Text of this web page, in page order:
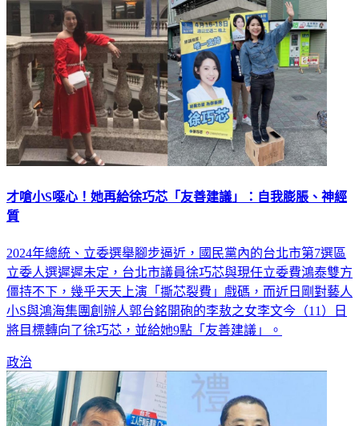
才嗆小S噁心！她再給徐巧芯「友善建議」：自我膨脹、神經
質
2024年總統、立委選舉腳步逼近，國民黨內的台北市第7選區
立委人選遲遲未定，台北市議員徐巧芯與現任立委費鴻泰雙方
僵持不下，幾乎天天上演「撕芯裂費」戲碼，而近日剛對藝人
小S與鴻海集團創辦人郭台銘開砲的李敖之女李文今（11）日
將目標轉向了徐巧芯，並給她9點「友善建議」。
政治